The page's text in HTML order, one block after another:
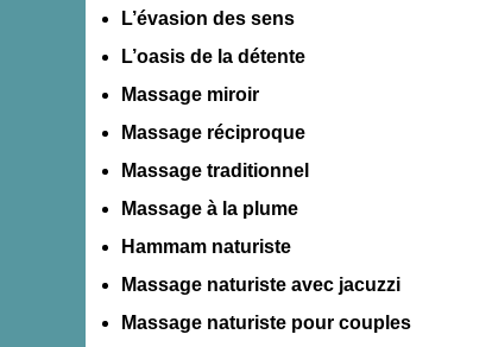
L’évasion des sens
L’oasis de la détente
Massage miroir
Massage réciproque
Massage traditionnel
Massage à la plume
Hammam naturiste
Massage naturiste avec jacuzzi
Massage naturiste pour couples